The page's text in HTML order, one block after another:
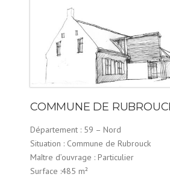
COMMUNE DE
Département : 59 – Nord
Situation : Commune de Rubrouck
Maître d’ouvrage : Particulier
Surface :485 m²